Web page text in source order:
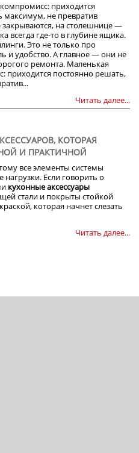
приходится
максимум, не превратив
закрываются, на столешнице —
всегда где-то в глубине ящика.
Это не только про
и удобство. А главное — они не
ремонта. Маленькая
приходится постоянно решать,
Читать далее...
КОТОРАЯ
И ПРАКТИЧНОЙ
все элементы системы
Если говорить о
кухонные аксессуары
стали и покрыты стойкой
которая начнет слезать
Читать далее...